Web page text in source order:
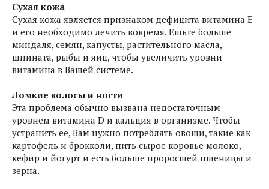
Сухая кожа
Сухая кожа является признаком дефицита витамина Е
и его необходимо лечить вовремя. Ешьте больше
миндаля, семян, капусты, растительного масла,
шпината, рыбы и яиц, чтобы увеличить уровни
витамина в Вашей системе.
Ломкие волосы и ногти
Эта проблема обычно вызвана недостаточным
уровнем витамина D и кальция в организме. Чтобы
устранить ее, Вам нужно потреблять овощи, такие как
картофель и брокколи, пить сырое коровье молоко,
кефир и йогурт и есть больше проросшей пшеницы и
зерна.